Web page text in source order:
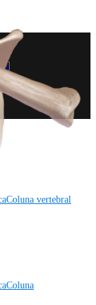
Coluna vertebral
Coluna